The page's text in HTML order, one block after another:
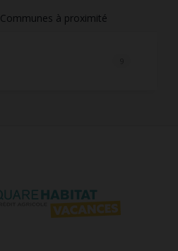
Communes à proximité